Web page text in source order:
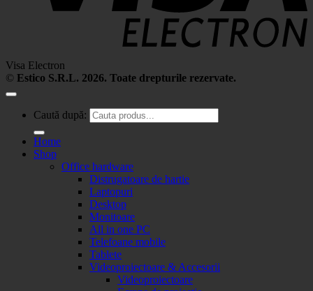
Visa Electron
© Estico S.R.L. 2026. Toate drepturile rezervate.
Caută după:
Home
Shop
Office hardware
Distrugatoare de hartie
Laptopuri
Desktop
Monitoare
All in one PC
Telefoane mobile
Tablete
Videoproiectoare & Accesorii
Videoproiectoare